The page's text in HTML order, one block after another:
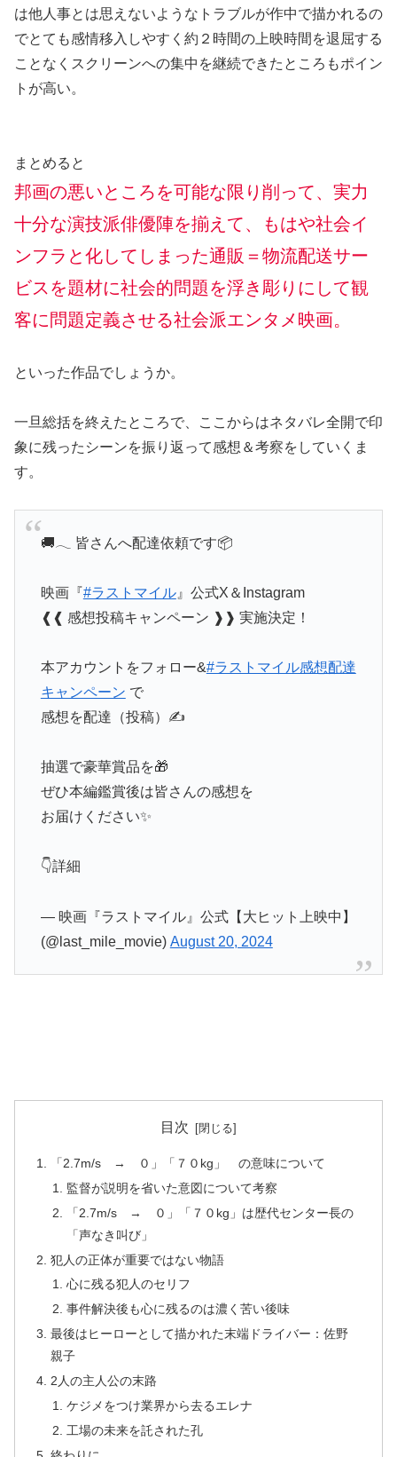
は他人事とは思えないようなトラブルが作中で描かれるの
でとても感情移入しやすく約２時間の上映時間を退屈する
ことなくスクリーンへの集中を継続できたところもポイン
トが高い。
まとめると
邦画の悪いところを可能な限り削って、実力
十分な演技派俳優陣を揃えて、もはや社会イ
ンフラと化してしまった通販＝物流配送サー
ビスを題材に社会的問題を浮き彫りにして観
客に問題定義させる社会派エンタメ映画。
といった作品でしょうか。
一旦総括を終えたところで、ここからはネタバレ全開で印
象に残ったシーンを振り返って感想＆考察をしていくま
す。
🚚𓂃 皆さんへ配達依頼です📦
映画『#ラストマイル』公式X＆Instagram
❰❰ 感想投稿キャンペーン ❱❱ 実施決定！
本アカウントをフォロー&#ラストマイル感想配達
キャンペーン で
感想を配達（投稿）✍️
抽選で豪華賞品を🎁
ぜひ本編鑑賞後は皆さんの感想を
お届けください✨
👇詳細
— 映画『ラストマイル』公式【大ヒット上映中】
(@last_mile_movie) August 20, 2024
目次
「2.7m/s → ０」「７０kg」 の意味について
監督が説明を省いた意図について考察
「2.7m/s → ０」「７０kg」は歴代センター長の
「声なき叫び」
犯人の正体が重要ではない物語
心に残る犯人のセリフ
事件解決後も心に残るのは濃く苦い後味
最後はヒーローとして描かれた末端ドライバー：佐野
親子
2人の主人公の末路
ケジメをつけ業界から去るエレナ
工場の未来を託された孔